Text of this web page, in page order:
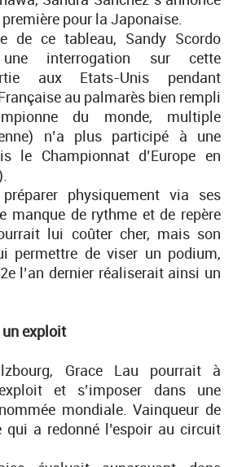
pour la Japonaise.
de ce tableau, Sandy Scordo
interrogation sur cette
aux Etats-Unis pendant
au palmarès bien rempli
du monde, multiple
n’a plus participé à une
le Championnat d’Europe en
physiquement via ses
manque de rythme et de repère
lui coûter cher, mais son
permettre de viser un podium,
l’an dernier réaliserait ainsi un
exploit
Grace Lau pourrait à
et s’imposer dans une
mondiale. Vainqueur de
qui a redonné l’espoir au circuit